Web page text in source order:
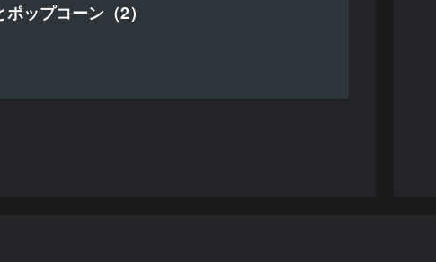
ップコーン（2）